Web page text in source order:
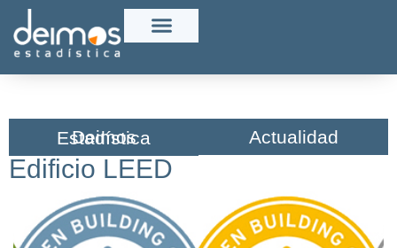
Deimos Estadística​ Actualidad
Edificio LEED